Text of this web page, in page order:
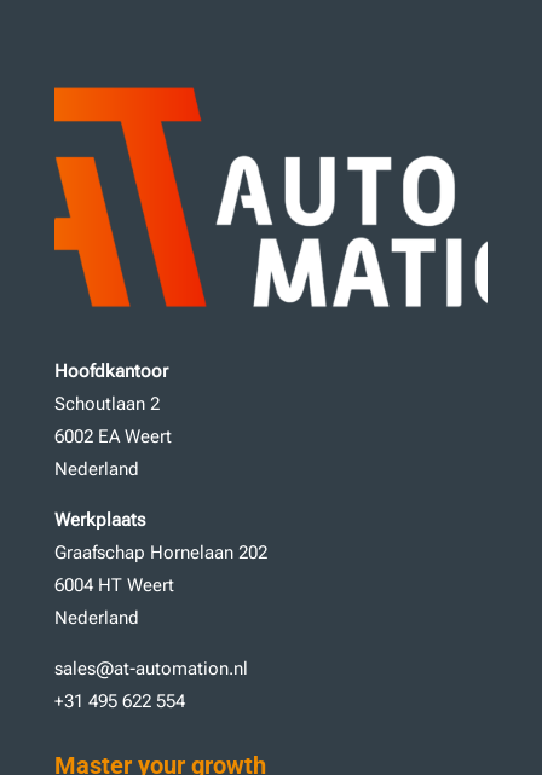
Hoofdkantoor
Schoutlaan 2
6002 EA Weert
Nederland
Werkplaats
Graafschap Hornelaan 202
6004 HT Weert
Nederland
sales@at-automation.nl
+31 495 622 554
Master your growth